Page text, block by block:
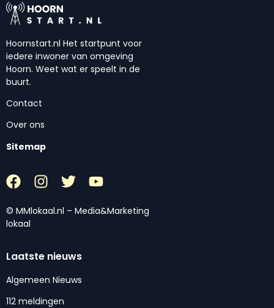
Hoornstart.nl Het startpunt voor
iedere inwoner van omgeving
Hoorn. Weet wat er speelt in de
buurt.
Contact
Over ons
Sitemap
© MMlokaal.nl – Media&Marketing
lokaal
Laatste nieuws
Algemeen Nieuws
112 meldingen